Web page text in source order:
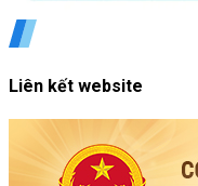
Liên kết website